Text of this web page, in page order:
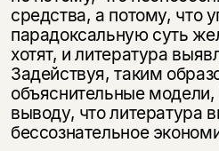
средства, а потому, что
парадоксальную суть
хотят, и литература
Задействуя, таким
объяснительные
выводу, что литература
бессознательное
Подписка на
Этой книги
нет в